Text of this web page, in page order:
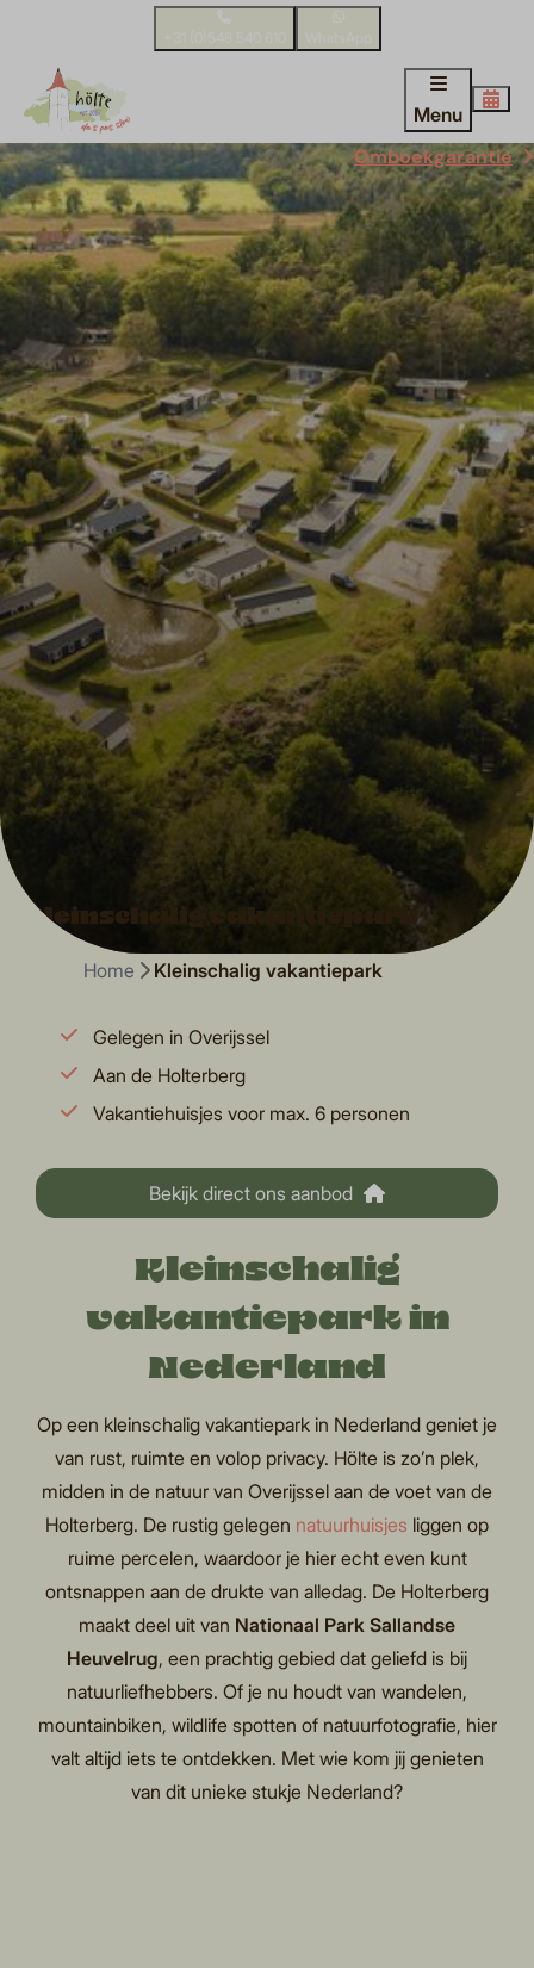
Menu
Kleinschalig vakantiepark
Omboekgarantie
Home Kleinschalig vakantiepark
Gelegen in Overijssel
Aan de Holterberg
Vakantiehuisjes voor max. 6 personen
Bekijk direct ons aanbod
Kleinschalig
vakantiepark in
Nederland
Op een kleinschalig vakantiepark in Nederland geniet je
van rust, ruimte en volop privacy. Hölte is zo’n plek,
midden in de natuur van Overijssel aan de voet van de
Holterberg. De rustig gelegen natuurhuisjes liggen op
ruime percelen, waardoor je hier echt even kunt
ontsnappen aan de drukte van alledag. De Holterberg
maakt deel uit van Nationaal Park Sallandse
Heuvelrug, een prachtig gebied dat geliefd is bij
natuurliefhebbers. Of je nu houdt van wandelen,
mountainbiken, wildlife spotten of natuurfotografie, hier
valt altijd iets te ontdekken. Met wie kom jij genieten
van dit unieke stukje Nederland?